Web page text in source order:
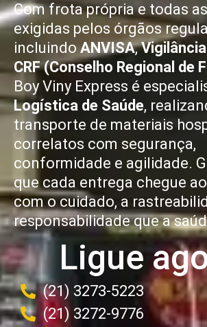
Com frota própria e todas
exigidas pelos órgãos
incluindoANVISA,
CRF (Conselho Regional de
Boy Viny Express é
Logística de Saúde,
transporte de materiais
correlatos com segurança,
conformidade e agilidade.
que cada entrega chegue
com o cuidado, a
responsabilidade que a
Ligue
(21) 3273-5223
(21) 3272-9776